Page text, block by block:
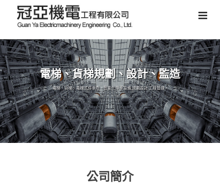
電梯、貨梯規劃、設計、監造
電梯、貨梯、電梯式停車塔、智能化停車設備,規劃設計,工程管理。
公司簡介